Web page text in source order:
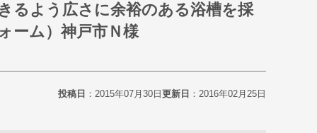
るよう広さに余裕のある浴槽を採
ーム）神戸市Ｎ様
投稿日 ：2015年07月30日 更新日 ：2016年02月25日